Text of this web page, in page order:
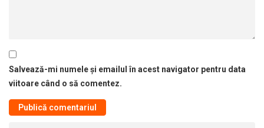
Salvează-mi numele și emailul în acest navigator pentru data
viitoare când o să comentez.